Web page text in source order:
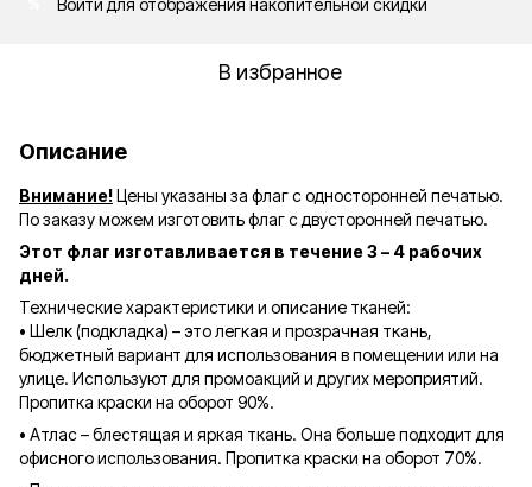
В избранное
Описание
Внимание!Цены указаны за флаг с односторонней печатью.
По заказу можем изготовить флаг с двусторонней печатью.
Этот флаг изготавливается в течение 3 – 4 рабочих
дней.
Технические характеристики и описание тканей:
• Шелк (подкладка) – это легкая и прозрачная ткань,
бюджетный вариант для использования в помещении или на
улице. Используют для промоакций и других мероприятий.
Пропитка краски на оборот 90%.
• Атлас – блестящая и яркая ткань. Она больше подходит для
офисного использования. Пропитка краски на оборот 70%.